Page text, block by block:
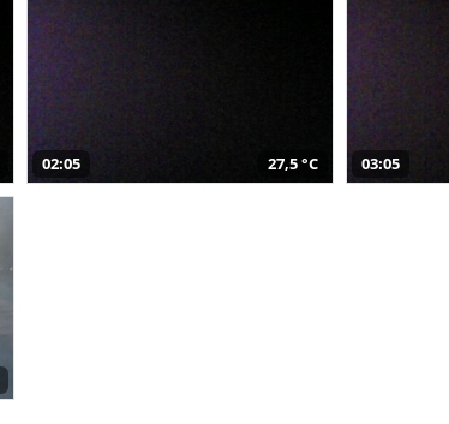
02:05 27,5 °C 03:05